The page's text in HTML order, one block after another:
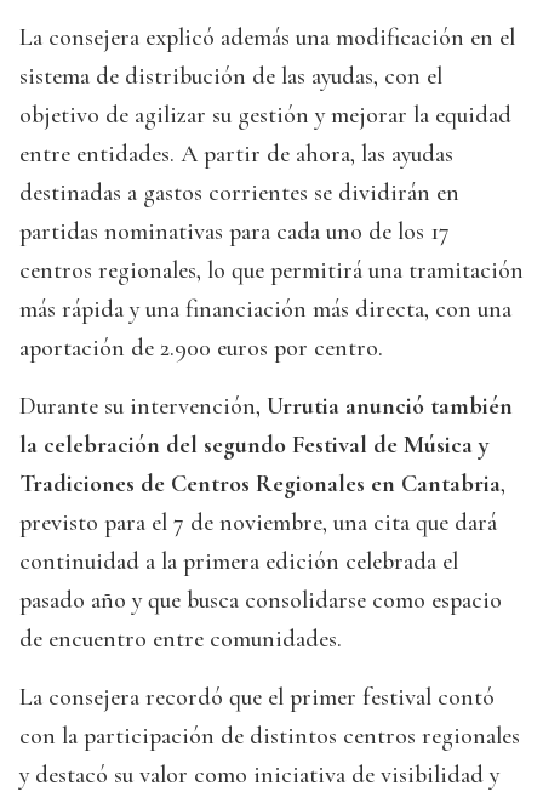
La consejera explicó además una modificación en el
sistema de distribución de las ayudas, con el
objetivo de agilizar su gestión y mejorar la equidad
entre entidades. A partir de ahora, las ayudas
destinadas a gastos corrientes se dividirán en
partidas nominativas para cada uno de los 17
centros regionales, lo que permitirá una tramitación
más rápida y una financiación más directa, con una
aportación de 2.900 euros por centro.
Durante su intervención, Urrutia anunció también
la celebración del segundo Festival de Música y
Tradiciones de Centros Regionales en Cantabria,
previsto para el 7 de noviembre, una cita que dará
continuidad a la primera edición celebrada el
pasado año y que busca consolidarse como espacio
de encuentro entre comunidades.
La consejera recordó que el primer festival contó
con la participación de distintos centros regionales
y destacó su valor como iniciativa de visibilidad y